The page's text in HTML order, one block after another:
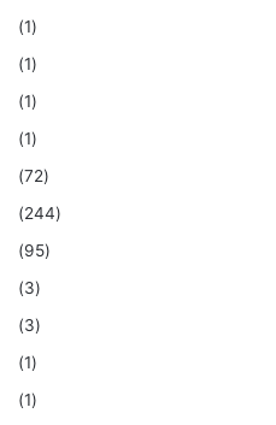
(1)
(1)
(1)
(1)
(72)
(244)
(95)
(3)
(3)
(1)
(1)